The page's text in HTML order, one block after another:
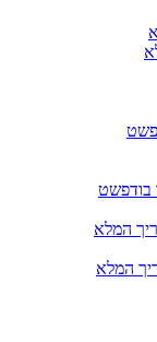
בודפשט
המלא
המלא